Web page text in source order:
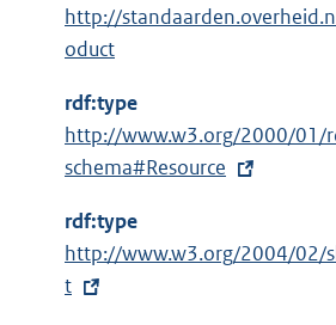
http://
oduct
rdf:type
E
x
e
r
n
http://www.w3.org/2000/01/
schema#Resource
rdf:type
E
x
http://www.w3.org/2004/02/
t